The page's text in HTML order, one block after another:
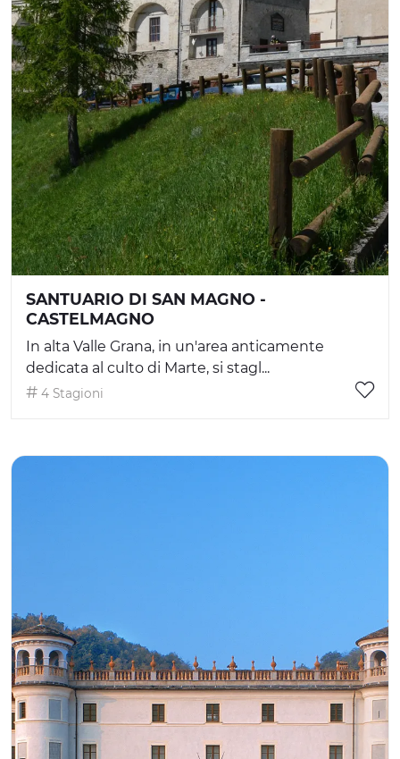
SANTUARIO DI SAN MAGNO -
CASTELMAGNO
In alta Valle Grana, in un'area anticamente
dedicata al culto di Marte, si stagl...
4 Stagioni